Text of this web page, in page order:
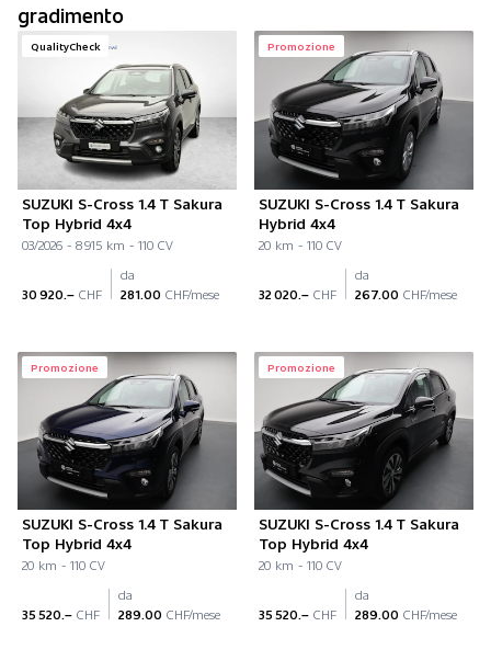
gradimento
QualityCheck
SUZUKI S-Cross 1.4 T Sakura
Top Hybrid 4x4
03/2026 - 8 915 km - 110 CV
30 920.– CHF
da
281.00 CHF/mese
Promozione
SUZUKI S-Cross 1.4 T Sakura
Hybrid 4x4
20 km - 110 CV
32 020.– CHF
da
267.00 CHF/mese
Promozione
SUZUKI S-Cross 1.4 T Sakura
Top Hybrid 4x4
20 km - 110 CV
35 520.– CHF
da
289.00 CHF/mese
Promozione
SUZUKI S-Cross 1.4 T Sakura
Top Hybrid 4x4
20 km - 110 CV
35 520.– CHF
da
289.00 CHF/mese